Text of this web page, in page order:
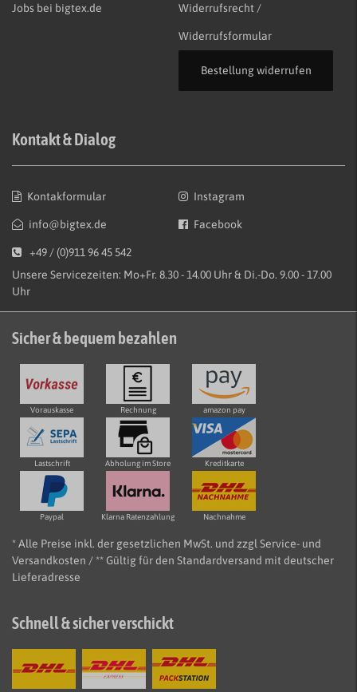
Jobs bei bigtex.de Widerrufsrecht /
Widerrufsformular
Bestellung widerrufen
Kontakt & Dialog
Kontakformular
info@bigtex.de
Instagram
Facebook
+49 / (0)911 96 45 542
Unsere Servicezeiten: Mo+Fr. 8.30 - 14.00 Uhr & Di.-Do. 9.00 - 17.00
Uhr
Sicher & bequem bezahlen
Vorauskasse Rechnung amazon pay
Lastschrift Abholung im Store Kreditkarte
Paypal Klarna Ratenzahlung Nachnahme
* Alle Preise inkl. der gesetzlichen MwSt. und zzgl Service- und
Versandkosten / ** Gültig für den Standardversand mit deutscher
Lieferadresse
Schnell & sicher verschickt